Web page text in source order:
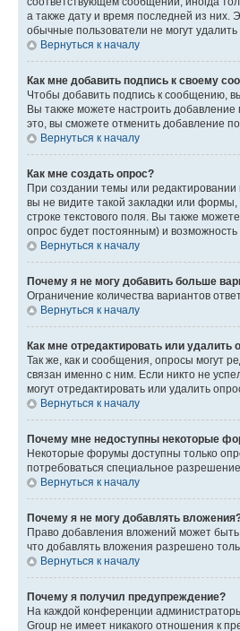
а также дату и время последней из них.
обычные пользователи не могут
Вернуться к началу
Как мне добавить подпись к своему
Чтобы добавить подпись к сообщению,
Вы также можете настроить
это, вы сможете отменить добавление
Вернуться к началу
Как мне создать опрос?
При создании темы или
вы не видите такой закладки или
строке текстового поля. Вы также
опрос будет постоянным) и
Вернуться к началу
Почему я не могу добавить больше
Ограничение количества вариантов
Вернуться к началу
Как мне отредактировать или удалить
Так же, как и сообщения, опросы могут
связан именно с ним. Если никто не
могут отредактировать или удалить
Вернуться к началу
Почему мне недоступны некоторые
Некоторые форумы доступны только
потребоваться специальное
Вернуться к началу
Почему я не могу добавлять
Право добавления вложений может
что добавлять вложения разрешено
Вернуться к началу
Почему я получил предупреждение?
На каждой конференции
Group не имеет никакого отношения к